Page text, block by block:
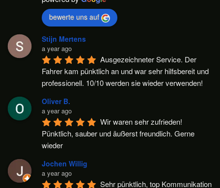
bewerte uns auf
Stijn Mertens
a year ago
Ausgezeichneter Service. Der
Fahrer kam pünktlich an und war sehr hilfsbereit und
professionell. 10/10 werden sie wieder verwenden!
Oliver B.
a year ago
Wir waren sehr zufrieden!
Pünktlich, sauber und äußerst freundlich. Gerne
wieder
Jochen Willig
a year ago
Sehr pünktlich, top Kommunikation